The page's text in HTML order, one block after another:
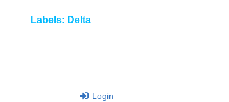
Labels: Delta
Login